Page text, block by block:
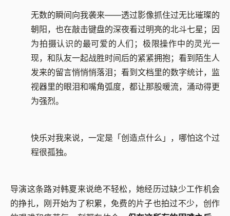
无数的瞬间向我袭来——透过影像抓住过无比璀璨的
朝阳，也在敲击键盘的深夜看过明亮的北斗七星；因
为拍摄认识的最可爱的人们；极限操作中的灵光一
现，和队友一起战胜时间后的紧紧拥抱；看到陌生人
发来的留言悄悄悄落泪；看到文档里的数字统计，监
视器里的眼泪和嘴角弧度，都让那股暖流，涌动得更
为强烈。
快乐对我来说，一定是「创造点什么」，哪怕这个过
程很孤独。
导演这条路对韩夏来说绝不轻松，她经历过缺少工作机会
的挣扎，刚开始为了积累，免费的片子也拍过不少，创作